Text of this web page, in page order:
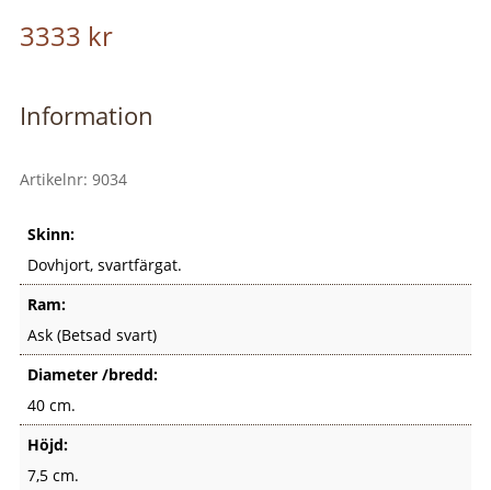
3333 kr
Information
Artikelnr: 9034
Skinn:
Dovhjort, svartfärgat.
Ram:
Ask (Betsad svart)
Diameter /bredd:
40 cm.
Höjd:
7,5 cm.